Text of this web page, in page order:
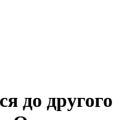
до другого